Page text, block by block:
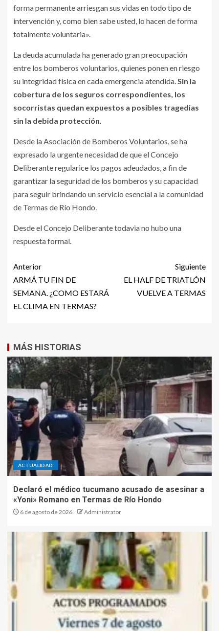
forma permanente arriesgan sus vidas en todo tipo de
intervención y, como bien sabe usted, lo hacen de forma
totalmente voluntaria».
La deuda acumulada ha generado gran preocupación
entre los bomberos voluntarios, quienes ponen en riesgo
su integridad física en cada emergencia atendida.Sin la
cobertura de los seguros correspondientes, los
socorristas quedan expuestos a posibles tragedias
sin la debida protección.
Desde la Asociación de Bomberos Voluntarios, se ha
expresado la urgente necesidad de que el Concejo
Deliberante regularice los pagos adeudados, a fin de
garantizar la seguridad de los bomberos y su capacidad
para seguir brindando un servicio esencial a la comunidad
de Termas de Río Hondo.
Desde el Concejo Deliberante todavia no hubo una
respuesta formal.
Anterior
ARMÁ TU FIN DE
SEMANA. ¿COMO ESTARÁ
EL CLIMA EN TERMAS?
Siguiente
EL HALF DE TRIATLÓN
VUELVE A TERMAS
MÁS HISTORIAS
ACTUALIDAD
Declaró el médico tucumano acusado de asesinar a
«Yoni» Romano en Termas de Río Hondo
6 de agosto de 2026 Administrator